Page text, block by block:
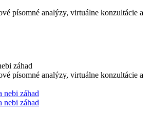
písomné analýzy, virtuálne konzultácie a
záhad
písomné analýzy, virtuálne konzultácie a